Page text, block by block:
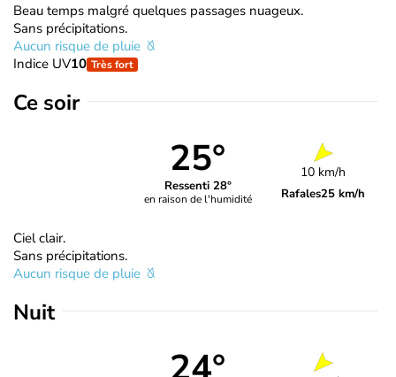
Beau temps malgré quelques passages nuageux.
Sans précipitations.
Aucun risque de pluie
Indice UV10 Très fort
Ce soir
25°
Ressenti 28°
en raison de l'humidité
10 km/h
Rafales25 km/h
Ciel clair.
Sans précipitations.
Aucun risque de pluie
Nuit